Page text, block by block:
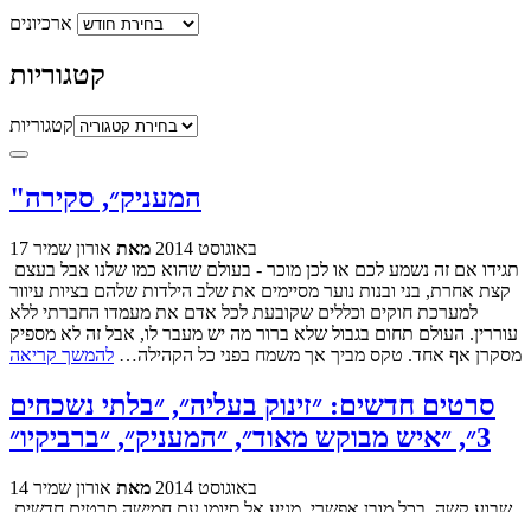
ארכיונים
קטגוריות
קטגוריות
"המעניק״, סקירה
17 באוגוסט 2014 מאת אורון שמיר
קצת אחרת, בני ובנות נוער מסיימים את שלב הילדות שלהם בציות עיוור
למערכת חוקים וכללים שקובעת לכל אדם את מעמדו החברתי ללא
עוררין. העולם תחום בגבול שלא ברור מה יש מעבר לו, אבל זה לא מספיק
מסקרן אף אחד. טקס מביך אך משמח בפני כל הקהילה… להמשך קריאה
סרטים חדשים: ״זינוק בעליה״, ״בלתי נשכחים
3״, ״איש מבוקש מאוד״, ״המעניק״, ״ברביקיו״
14 באוגוסט 2014 מאת אורון שמיר